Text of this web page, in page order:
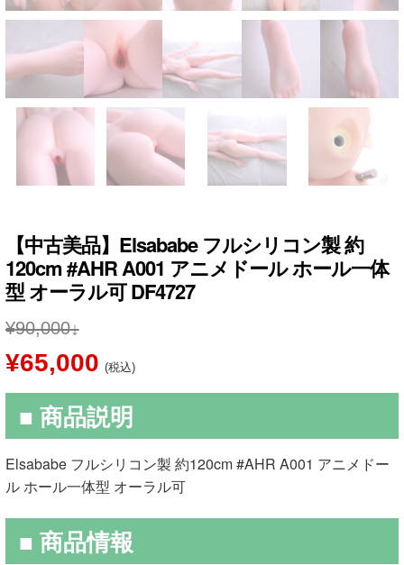
【中古美品】Elsababe フルシリコン製 約
120cm #AHR A001 アニメドール ホール一体
型 オーラル可 DF4727
¥90,000
元
の
価
格
は
¥90,000
で
¥65,000現
在
の
価
格
は
¥65,000
(税込)
■ 商品説明
Elsababe フルシリコン製 約120cm #AHR A001 アニメドー
ル ホール一体型 オーラル可
■ 商品情報